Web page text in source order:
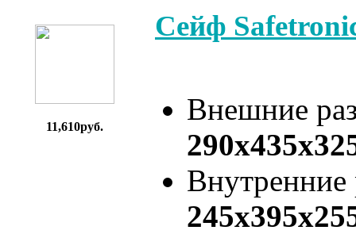
11,610руб.
Сейф
Внешние